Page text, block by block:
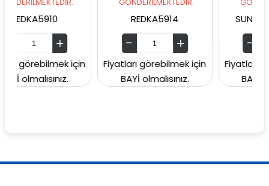
için
GÖNDERİLMEKTEDİR.
REDKA5914
Fiyatları görebilmek için
BAYİ olmalısınız.
Fiyatları
BAYİ